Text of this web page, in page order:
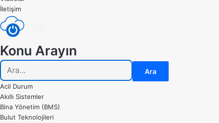
İletişim
Konu Arayın
Ara
Acil Durum
Akıllı Sistemler
Bina Yönetim (BMS)
Bulut Teknolojileri